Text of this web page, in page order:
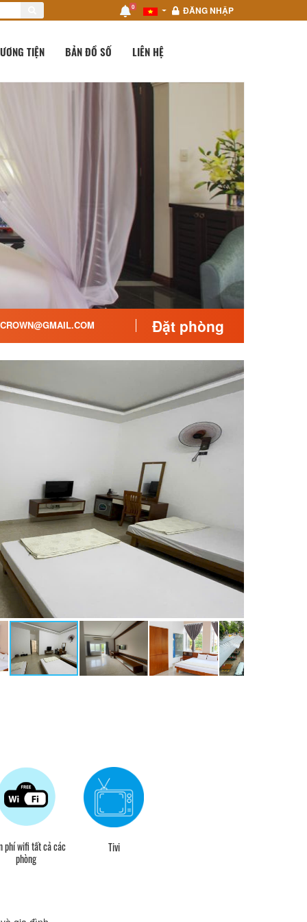
0 ĐĂNG NHẬP
TIỆN BẢN ĐỒ SỐ LIÊN HỆ
Đặt phòng
phí wifi tất cả các
phòng
Tivi